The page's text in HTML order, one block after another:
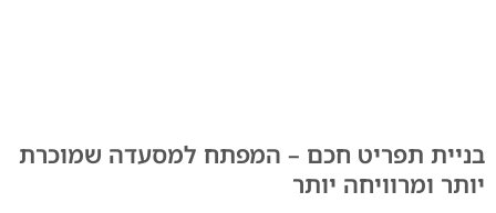
בניית תפריט חכם – המפתח למסעדה שמוכרת
יותר ומרוויחה יותר